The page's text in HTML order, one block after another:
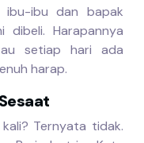
ibu-ibu dan bapak
Harapannya
setiap hari ada
harap.
Ternyata tidak.